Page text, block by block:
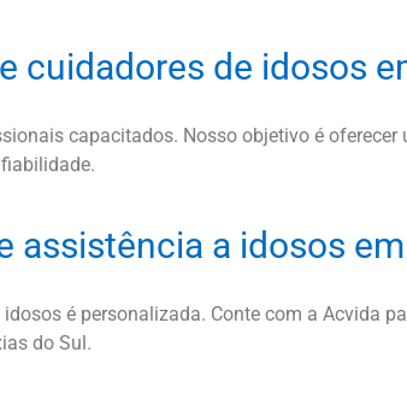
cuidadores de idosos
capacitados. Nosso objetivo é oferecer
assistência a idosos
é personalizada. Conte com a Acvida
do Sul.